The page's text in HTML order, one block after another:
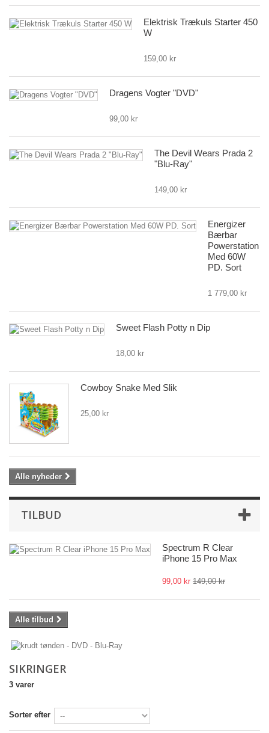
Elektrisk Trækuls Starter 450
W
159,00 kr
Dragens Vogter "DVD"
99,00 kr
The Devil Wears Prada 2
"Blu-Ray"
149,00 kr
Energizer
Bærbar
Powerstation
Med 60W
PD. Sort
1 779,00 kr
Sweet Flash Potty n Dip
18,00 kr
Cowboy Snake Med Slik
25,00 kr
Alle nyheder
TILBUD
Spectrum R Clear
iPhone 15 Pro Max
99,00 kr 149,00 kr
Alle tilbud
SIKRINGER
3 varer
Sorter efter